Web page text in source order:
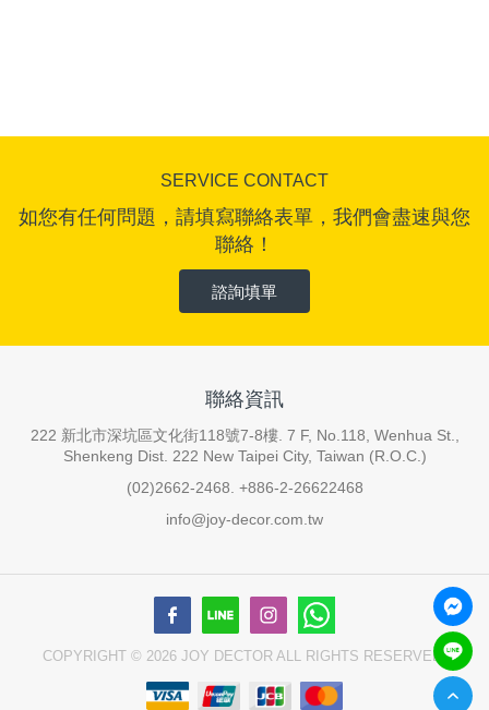
SERVICE CONTACT
如您有任何問題，請填寫聯絡表單，我們會盡速與您
聯絡！
諮詢填單
聯絡資訊
222 新北市深坑區文化街118號7-8樓. 7 F, No.118, Wenhua St.,
Shenkeng Dist. 222 New Taipei City, Taiwan (R.O.C.)
(02)2662-2468. +886-2-26622468
info@joy-decor.com.tw
COPYRIGHT © 2026 JOY DECTOR ALL RIGHTS RESERVED.